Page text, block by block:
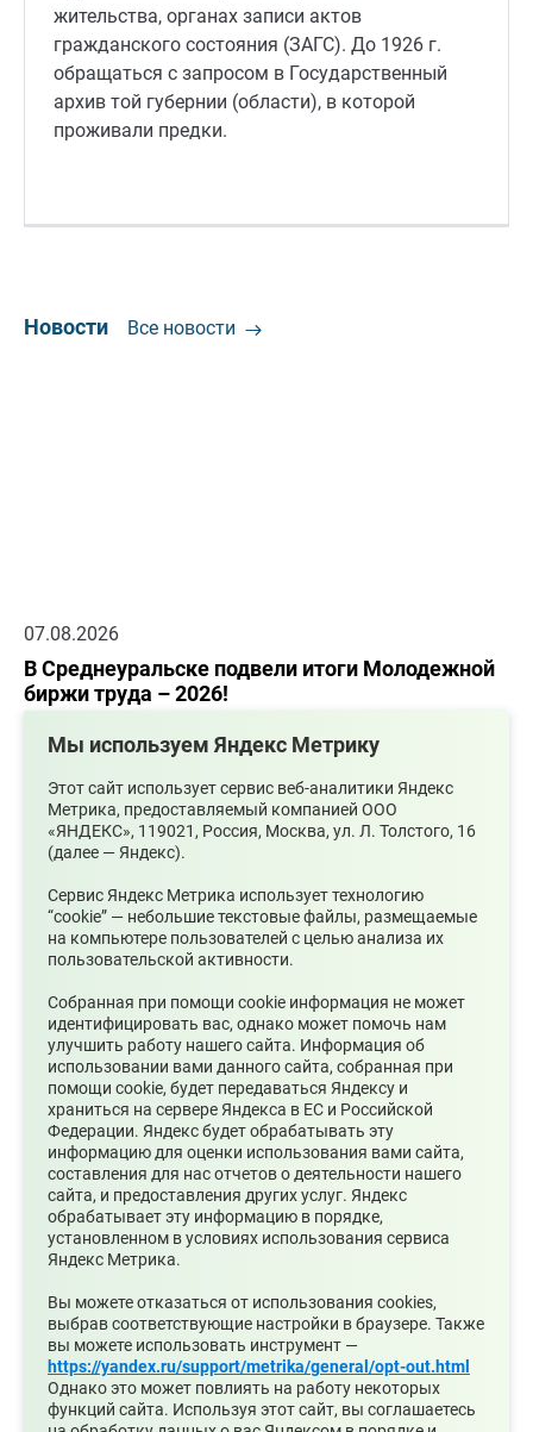
жительства, органах записи актов
гражданского состояния (ЗАГС). До 1926 г.
обращаться с запросом в Государственный
архив той губернии (области), в которой
проживали предки.
Новости Все новости
07.08.2026
В Среднеуральске подвели итоги Молодежной
биржи труда – 2026!
Ожидаются сильные ливни
05.08.2026
Супруги могут получать социальные
налоговые вычеты за обучение и лечение друг
друга
Мы используем Яндекс Метрику
Этот сайт использует сервис веб-аналитики Яндекс
Метрика, предоставляемый компанией ООО
«ЯНДЕКС», 119021, Россия, Москва, ул. Л. Толстого, 16
(далее — Яндекс).
Сервис Яндекс Метрика использует технологию
“cookie” — небольшие текстовые файлы, размещаемые
на компьютере пользователей с целью анализа их
пользовательской активности.
Собранная при помощи cookie информация не может
идентифицировать вас, однако может помочь нам
улучшить работу нашего сайта. Информация об
использовании вами данного сайта, собранная при
помощи cookie, будет передаваться Яндексу и
храниться на сервере Яндекса в ЕС и Российской
Федерации. Яндекс будет обрабатывать эту
информацию для оценки использования вами сайта,
составления для нас отчетов о деятельности нашего
сайта, и предоставления других услуг. Яндекс
обрабатывает эту информацию в порядке,
установленном в условиях использования сервиса
Яндекс Метрика.
Вы можете отказаться от использования cookies,
выбрав соответствующие настройки в браузере. Также
вы можете использовать инструмент —
https://yandex.ru/support/metrika/general/opt-out.html
Однако это может повлиять на работу некоторых
функций сайта. Используя этот сайт, вы соглашаетесь